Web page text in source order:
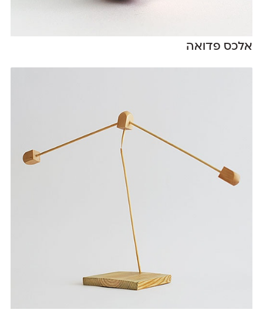
אלכס פדואה